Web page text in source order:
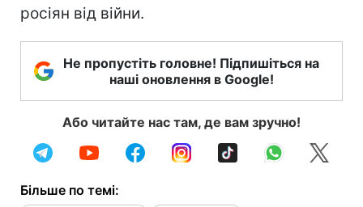
росіян від війни.
Не пропустіть головне! Підпишіться на
наші оновлення в Google!
Або читайте нас там, де вам зручно!
Більше по темі: